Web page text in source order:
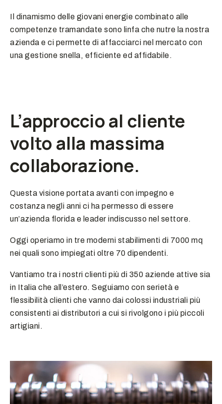
Il dinamismo delle giovani energie combinato alle
competenze tramandate sono linfa che nutre la nostra
azienda e ci permette di affacciarci nel mercato con
una gestione snella, efficiente ed affidabile.
L’approccio al cliente
volto alla massima
collaborazione.
Questa visione portata avanti con impegno e
costanza negli anni ci ha permesso di essere
un’azienda florida e leader indiscusso nel settore.
Oggi operiamo in tre moderni stabilimenti di 7000 mq
nei quali sono impiegati oltre 70 dipendenti.
Vantiamo tra i nostri clienti più di 350 aziende attive sia
in Italia che all’estero. Seguiamo con serietà e
flessibilità clienti che vanno dai colossi industriali più
consistenti ai distributori a cui si rivolgono i più piccoli
artigiani.